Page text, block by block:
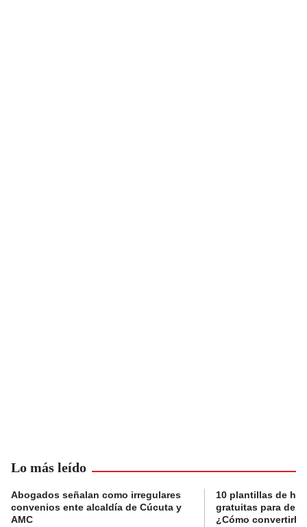
Lo más leído
Abogados señalan como irregulares
convenios ente alcaldía de Cúcuta y
AMC
10 plantillas de
gratuitas para
¿Cómo convertirla